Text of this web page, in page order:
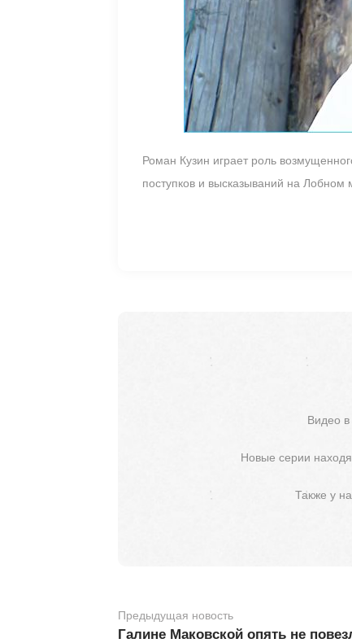
Роман Кузин играет роль
поступков и высказываний на Лобном
Видео
Новые серии
Также у
Предыдущая новость
Галине Маковской опять не